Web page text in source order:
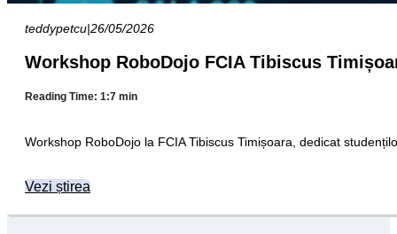
teddypetcu|26/05/2026
Workshop RoboDojo FCIA Tibiscus
Reading Time: 1:7 min
Workshop RoboDojo la FCIA Tibiscus Timișoara, dedicat
Vezi știrea